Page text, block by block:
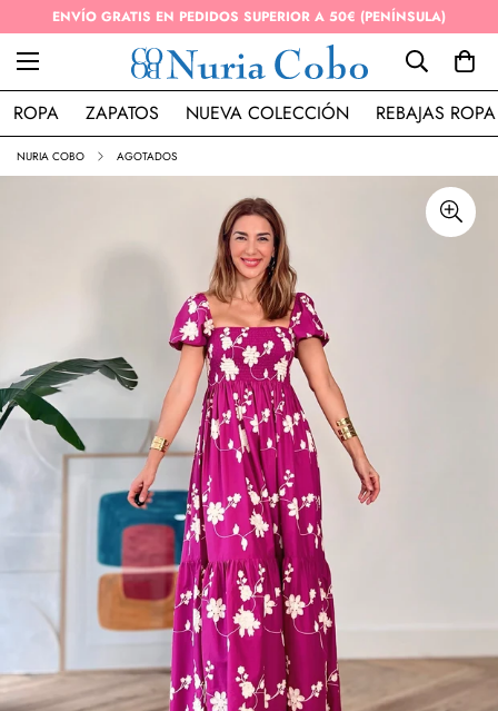
ENVÍO GRATIS EN PEDIDOS SUPERIOR A 50€ (PENÍNSULA)
ROPA ZAPATOS NUEVA COLECCIÓN REBAJAS ROPA
NURIA COBO AGOTADOS